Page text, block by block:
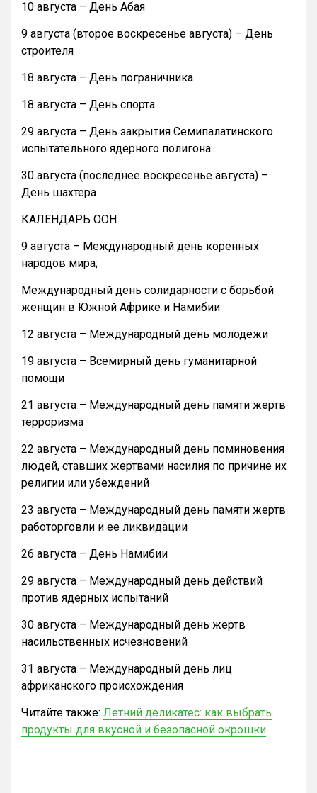
10 августа – День Абая
9 августа (второе воскресенье августа) – День
строителя
18 августа – День пограничника
18 августа – День спорта
29 августа – День закрытия Семипалатинского
испытательного ядерного полигона
30 августа (последнее воскресенье августа) –
День шахтера
КАЛЕНДАРЬ ООН
9 августа – Международный день коренных
народов мира;
Международный день солидарности с борьбой
женщин в Южной Африке и Намибии
12 августа – Международный день молодежи
19 августа – Всемирный день гуманитарной
помощи
21 августа – Международный день памяти жертв
терроризма
22 августа – Международный день поминовения
людей, ставших жертвами насилия по причине их
религии или убеждений
23 августа – Международный день памяти жертв
работорговли и ее ликвидации
26 августа – День Намибии
29 августа – Международный день действий
против ядерных испытаний
30 августа – Международный день жертв
насильственных исчезновений
31 августа – Международный день лиц
африканского происхождения
Читайте также: Летний деликатес: как выбрать
продукты для вкусной и безопасной окрошки